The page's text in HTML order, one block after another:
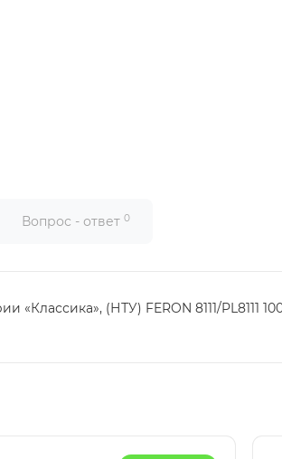
Вопрос - ответ 0
(НТУ) FERON 8111/PL8111